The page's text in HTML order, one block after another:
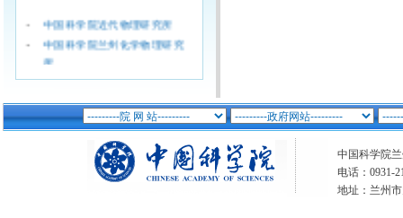
· 中国科学院近代物理研究所
· 中国科学院兰州化学物理研究
所
·
中国科学院西北生态环境资源
· 中国科学院青海盐湖研究所
中国科学院西北高原生物研究
兰州文献情报中心
中国科学院兰
电话：0931-
地址：兰州